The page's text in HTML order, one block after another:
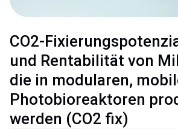
CO2-
und Rentabilität von
die in modularen,
Photobioreaktoren
werden (CO2 fix)